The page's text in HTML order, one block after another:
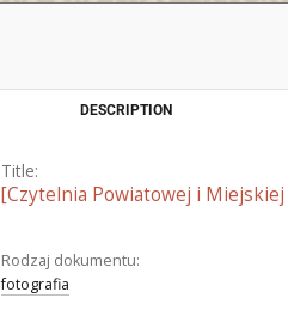
DESCRIPTION
Title:
[Czytelnia Powiatowej i
Rodzaj dokumentu:
fotografia